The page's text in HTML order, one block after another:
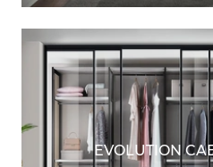
EVOLUTION